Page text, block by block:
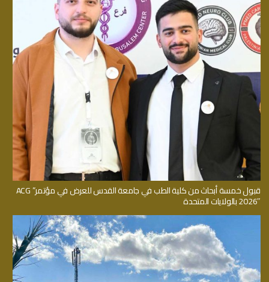
قبول خمسة أبحاث من كلية الطب في جامعة القدس للعرض في مؤتمر” ACG
2026″ بالولايات المتحدة